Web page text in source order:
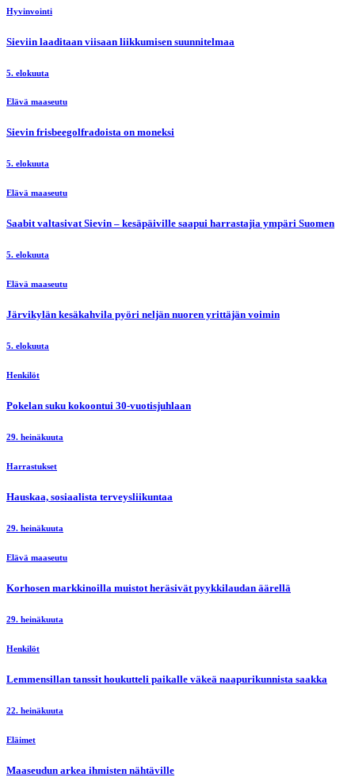
Hyvinvointi
Sieviin laaditaan viisaan liikkumisen suunnitelmaa
5. elokuuta
Elävä maaseutu
Sievin frisbeegolfradoista on moneksi
5. elokuuta
Elävä maaseutu
Saabit valtasivat Sievin – kesäpäiville saapui harrastajia ympäri Suomen
5. elokuuta
Elävä maaseutu
Järvikylän kesäkahvila pyöri neljän nuoren yrittäjän voimin
5. elokuuta
Henkilöt
Pokelan suku kokoontui 30-vuotisjuhlaan
29. heinäkuuta
Harrastukset
Hauskaa, sosiaalista terveysliikuntaa
29. heinäkuuta
Elävä maaseutu
Korhosen markkinoilla muistot heräsivät pyykkilaudan äärellä
29. heinäkuuta
Henkilöt
Lemmensillan tanssit houkutteli paikalle väkeä naapurikunnista saakka
22. heinäkuuta
Eläimet
Maaseudun arkea ihmisten nähtäville